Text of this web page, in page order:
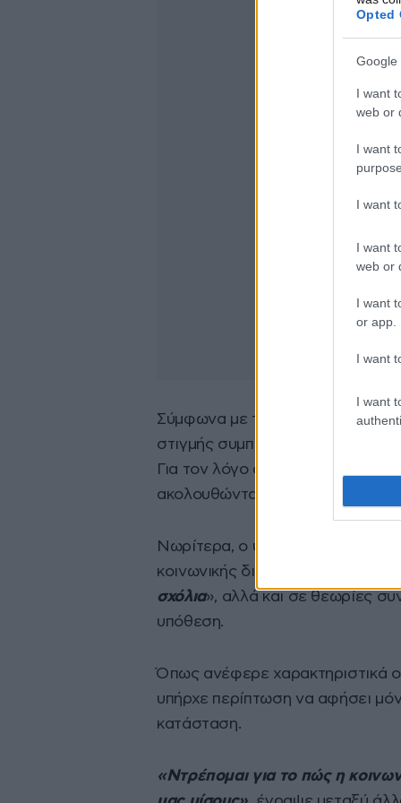
Opted
Google
I want
web or
I want
I want
I want
web or
I want
or app.
I want
I want
Σύμφωνα με τις ίδιες
στιγμής συμπτώματα, ωστόσο οι
Για τον λόγο αυτό
ακολουθώντας όλα τα
Νωρίτερα, ο υπουργός Υγείας
κοινωνικής δικτύωσης σε όσα
σχόλια», αλλά και σε θεωρίες
υπόθεση.
Όπως ανέφερε χαρακτηριστικά
υπήρχε περίπτωση να αφήσει
κατάσταση.
«Ντρέπομαι για το πώς η